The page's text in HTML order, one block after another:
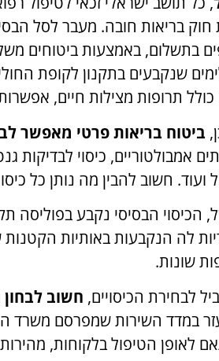
בריאות חובה. מעבר לסל
בתשלום, באמצעות ביטוחים
שנקבעים בתקנון לקופת
כולל תרופות מצילות חיים,
ביטוח בריאות פרטי מאפשר
אמבולטוריים, כיסוי לבדיקות
ועוד. חשוב להבין מה נותן כל
הכיסוי הבסיסי נקבע בפוליסה
לה הנקבעות באותיות
שונות.
לבחירת הכיסויים, חשוב
במדד השירות שמפרסם משרד
לאופן הטיפול בלקוחות,